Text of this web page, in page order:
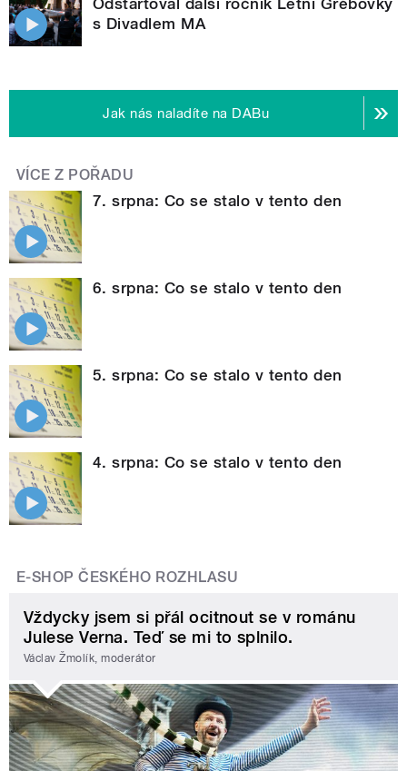
s Divadlem MA
Jak nás naladíte na DABu
VÍCE Z POŘADU
7. srpna: Co se stalo v tento den
6. srpna: Co se stalo v tento den
5. srpna: Co se stalo v tento den
4. srpna: Co se stalo v tento den
E-SHOP ČESKÉHO ROZHLASU
Vždycky jsem si přál ocitnout se v románu
Julese Verna. Teď se mi to splnilo.
Václav Žmolík, moderátor